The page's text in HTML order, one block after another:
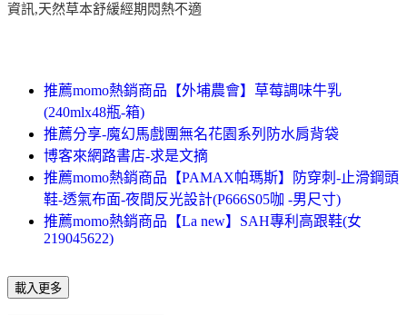
資訊,天然草本舒緩經期悶熱不適
推薦momo熱銷商品【外埔農會】草莓調味牛乳
(240mlx48瓶-箱)
推薦分享-魔幻馬戲團無名花園系列防水肩背袋
博客來網路書店-求是文摘
推薦momo熱銷商品【PAMAX帕瑪斯】防穿刺-止滑鋼頭
鞋-透氣布面-夜間反光設計(P666S05咖 -男尺寸)
推薦momo熱銷商品【La new】SAH專利高跟鞋(女
219045622)
載入更多